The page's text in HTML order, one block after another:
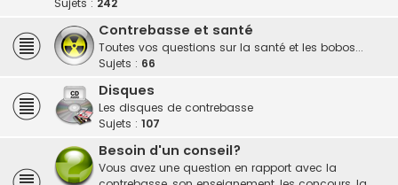
Sujets : 242
Contrebasse et santé
Toutes vos questions sur la santé et les bobos...
Sujets : 66
Disques
Les disques de contrebasse
Sujets : 107
Besoin d'un conseil?
Vous avez une question en rapport avec la